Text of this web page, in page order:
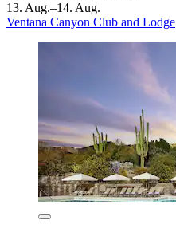
13. Aug.–14. Aug.
Ventana Canyon Club and Lodge